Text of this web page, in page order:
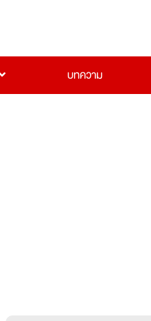
บทความ